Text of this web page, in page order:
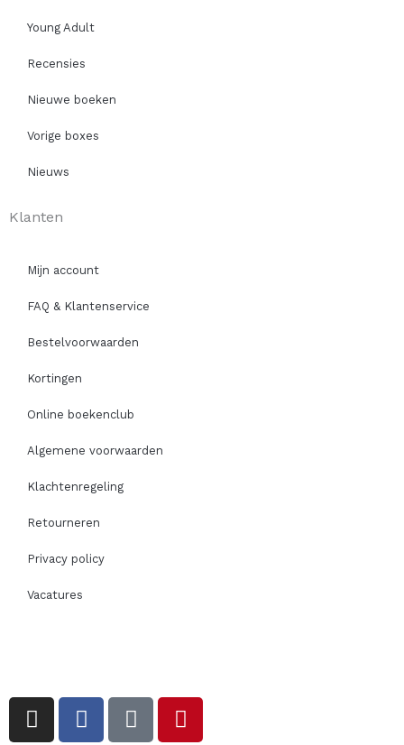
Young Adult
Recensies
Nieuwe boeken
Vorige boxes
Nieuws
Klanten
Mijn account
FAQ & Klantenservice
Bestelvoorwaarden
Kortingen
Online boekenclub
Algemene voorwaarden
Klachtenregeling
Retourneren
Privacy policy
Vacatures
I
n
F
a
T
i
P
i